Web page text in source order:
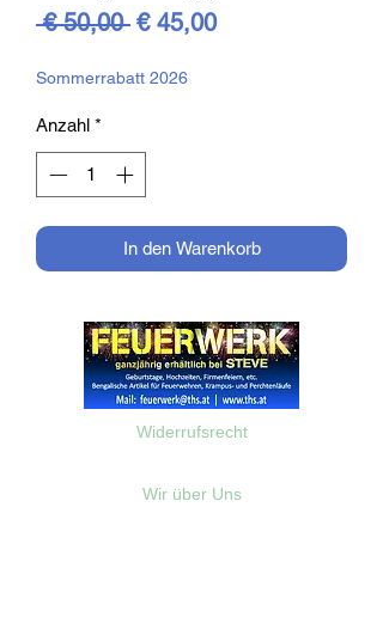
€ 50,00 Standardpreis
€ 45,00Sale-
Sommerrabatt 2026
Anzahl *
In den Warenkorb
Widerrufsrecht
Wir über Uns